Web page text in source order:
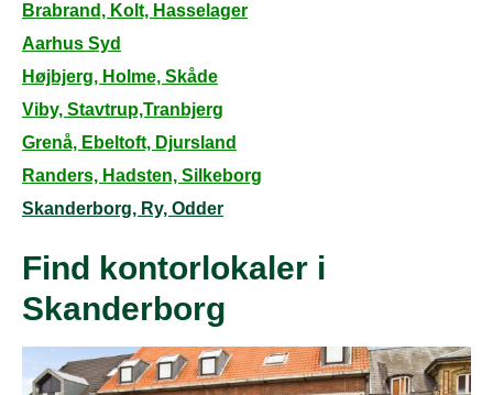
Brabrand, Kolt, Hasselager
Aarhus Syd
Højbjerg, Holme, Skåde
Viby, Stavtrup,Tranbjerg
Grenå, Ebeltoft, Djursland
Randers, Hadsten, Silkeborg
Skanderborg, Ry, Odder
Find kontorlokaler i
Skanderborg